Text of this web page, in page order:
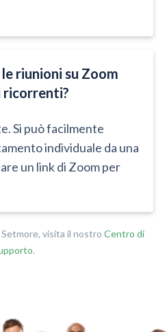
riunioni su Zoom
ricorrenti?​​
Si può facilmente
individuale da una
un link di Zoom per
visita il nostro Centro di
.